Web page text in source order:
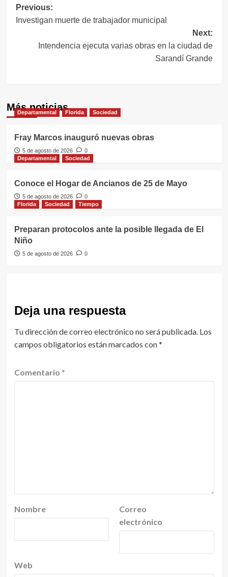
Navegación
de
entradas
Previous:
Investigan muerte de trabajador municipal
Next:
Intendencia ejecuta varias obras en la ciudad de
Sarandí Grande
Más noticias
Departamental Florida Sociedad
Fray Marcos inauguró nuevas obras
5 de agosto de 2026
0
Departamental
Sociedad
Conoce el Hogar de Ancianos de 25 de Mayo
5 de agosto de 2026
0
Florida
Sociedad Tiempo
Preparan protocolos ante la posible llegada de El
Niño
5 de agosto de 2026 0
Deja una respuesta
Tu dirección de correo electrónico no será publicada. Los
campos obligatorios están marcados con*
Comentario *
Nombre
Correo
electrónico
Web